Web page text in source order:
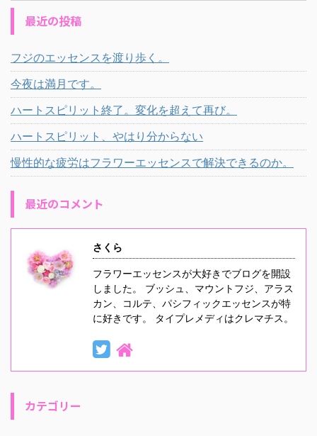
最近の投稿
フジのエッセンスを渡り歩く。
今夜は満月です。
ハートスピリット終了。変化を超えて再び。
ハートスピリット、やはり分からない
慢性的な疲労はフラワーエッセンスで解決できるのか。
最近のコメント
さくら
フラワーエッセンスが大好きでブログを開設
しました。 ブッシュ、マウントフジ、アラス
カン、コルテ、パシフィックエッセンスが特
に好きです。 タイプレメディはクレマチス。
カテゴリー